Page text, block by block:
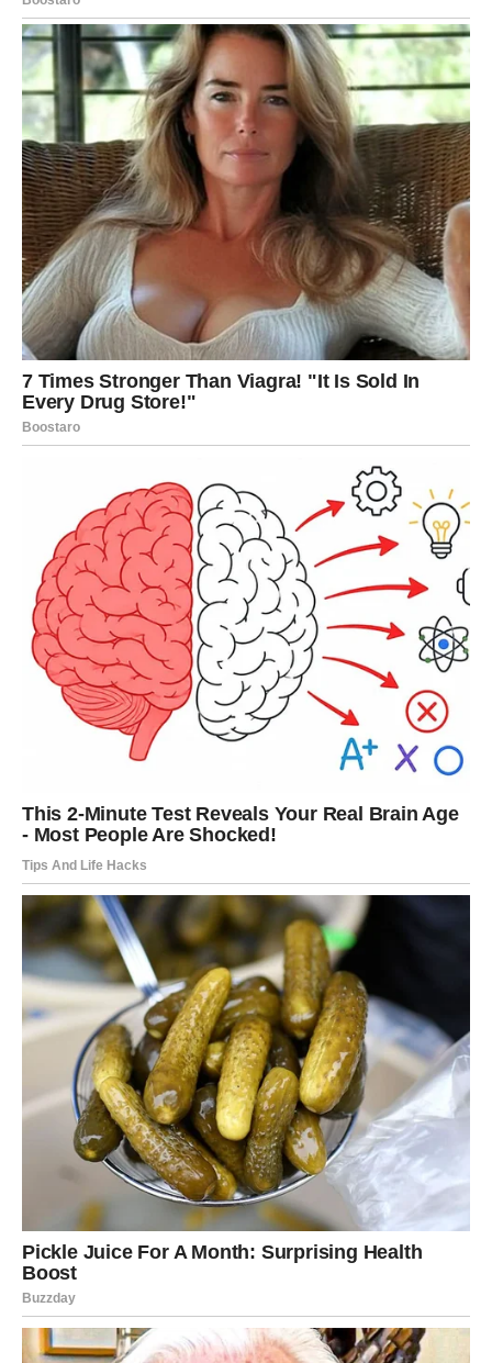
Jaja su bogata proteinima visoke biološke vrijednosti, kao i
važnim nutrijentima poput vitamina D i selena.
Kombinovanjem sa povrćem, sirom ili čak dimljenim lososom,
moguće je dobiti ukusan i nutritivno bogat obrok.
Alternativa za one koji ne preferiraju jaja
Za osobe koje ne konzumiraju jaja ili jednostavno žele
raznovrsnost, punomasni jogurt predstavlja odličnu zamjenu.
Posebno se preporučuje grčki jogurt, koji je bogat proteinima i
zdravim mastima.
Kombinacija jogurta s bobičastim voćem poput borovnica,
jagoda ili kupina dodatno obogaćuje obrok antioksidansima.
Dodavanje orašastih plodova i malo cimeta ne samo da
poboljšava ukus, već doprinosi i nutritivnoj vrijednosti.
Namirnice koje je bolje
izbjegavati ujutro
Iako mnogi proizvodi za doručak djeluju praktično i brzo za
pripremu, nisu svi dobar izbor. Industrijske žitarice često
sadrže velike količine dodanog šećera, što može dovesti do
naglog porasta i pada energije tokom dana.
Također, pekarski proizvodi poput peciva i bijelog hljeba nisu
idealni, jer ne pružaju dugotrajan osjećaj sitosti i doprinose
povećanom unosu rafiniranih ugljenih hidrata.